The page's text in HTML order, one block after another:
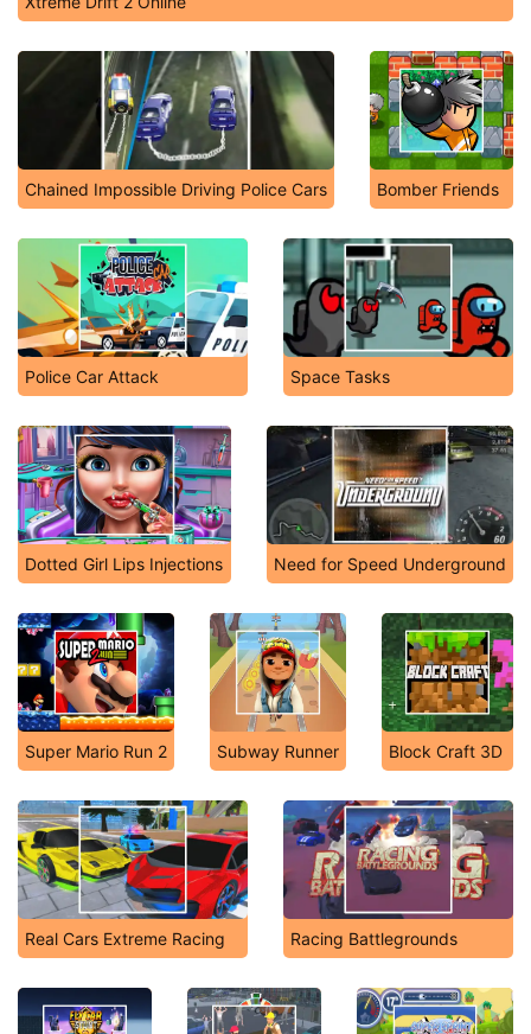
Chained Impossible Driving Police Cars Bomber Friends
Police Car Attack Space Tasks
Dotted Girl Lips Injections Need for Speed Underground
Super Mario Run 2 Subway Runner Block Craft 3D
Real Cars Extreme Racing Racing Battlegrounds